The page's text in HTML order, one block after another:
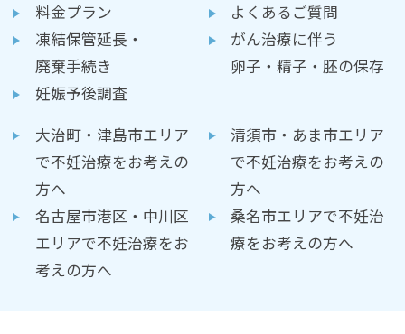
料金プラン
よくあるご質問
凍結保管延長・
廃棄手続き
がん治療に伴う
卵子・精子・胚の保存
妊娠予後調査
大治町・津島市エリア
で不妊治療をお考えの
方へ
清須市・あま市エリア
で不妊治療をお考えの
方へ
名古屋市港区・中川区
エリアで不妊治療をお
考えの方へ
桑名市エリアで不妊治
療をお考えの方へ